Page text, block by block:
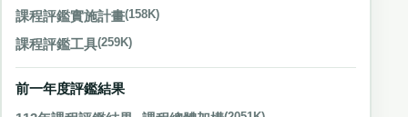
課程評鑑實施計畫(158K)
課程評鑑工具(259K)
前一年度評鑑結果